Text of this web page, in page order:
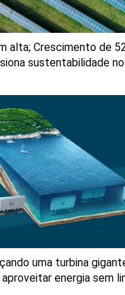
alta; Crescimento de
sustentabilidade no
uma turbina
aproveitar energia sem